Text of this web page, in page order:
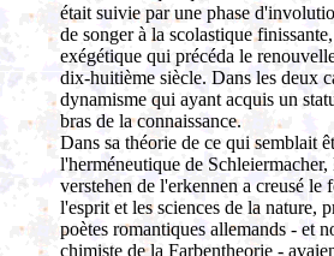
était suivie par une phase
de songer à la scolastique
exégétique qui précéda le
dix-huitième siècle. Dans les deux
dynamisme qui ayant acquis un
bras de la connaissance.
Dans sa théorie de ce qui semblait
l'herméneutique de
verstehen de l'erkennen a creusé le
l'esprit et les sciences de la nature,
poètes romantiques allemands - et
chimiste de la Farbentheorie -